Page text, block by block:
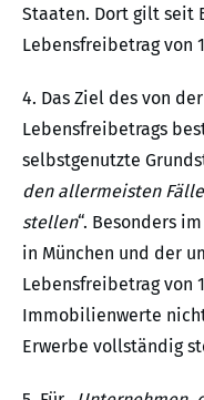
Staaten. Dort gilt seit
Lebensfreibetrag von
4. Das Ziel des von
Lebensfreibetrags
selbstgenutzte
den allermeisten
stellen“. Besonders
in München und der
Lebensfreibetrag von
Immobilienwerte
Erwerbe vollständig